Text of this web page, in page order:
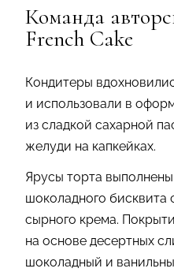
Команда
French Cake
Кондитеры
и использовали в
из сладкой сахарной
желуди на капкейках.
Ярусы торта
шоколадного бисквита
сырного крема.
на основе десертных
шоколадный и